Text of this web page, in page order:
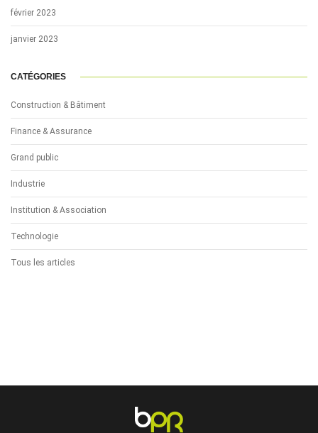
février 2023
janvier 2023
CATÉGORIES
Construction & Bâtiment
Finance & Assurance
Grand public
Industrie
Institution & Association
Technologie
Tous les articles